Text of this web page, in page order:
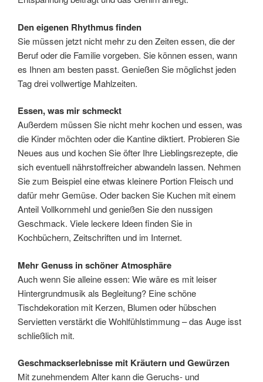
Den eigenen Rhythmus finden
Sie müssen jetzt nicht mehr zu den Zeiten essen, die der
Beruf oder die Familie vorgeben. Sie können essen, wann
es Ihnen am besten passt. Genießen Sie möglichst jeden
Tag drei vollwertige Mahlzeiten.
Essen, was mir schmeckt
Außerdem müssen Sie nicht mehr kochen und essen, was
die Kinder möchten oder die Kantine diktiert. Probieren Sie
Neues aus und kochen Sie öfter Ihre Lieblingsrezepte, die
sich eventuell nährstoffreicher abwandeln lassen. Nehmen
Sie zum Beispiel eine etwas kleinere Portion Fleisch und
dafür mehr Gemüse. Oder backen Sie Kuchen mit einem
Anteil Vollkornmehl und genießen Sie den nussigen
Geschmack. Viele leckere Ideen finden Sie in
Kochbüchern, Zeitschriften und im Internet.
Mehr Genuss in schöner Atmosphäre
Auch wenn Sie alleine essen: Wie wäre es mit leiser
Hintergrundmusik als Begleitung? Eine schöne
Tischdekoration mit Kerzen, Blumen oder hübschen
Servietten verstärkt die Wohlfühlstimmung – das Auge isst
schließlich mit.
Geschmackserlebnisse mit Kräutern und Gewürzen
Mit zunehmendem Alter kann die Geruchs- und